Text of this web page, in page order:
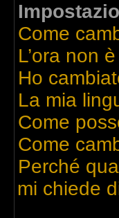
Come
L’ora non
Ho
La mia
Come
Come
Perché
mi chiede